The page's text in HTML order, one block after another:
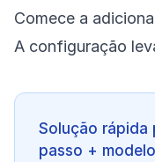
Comece a
A configuração
Solução rápida
passo +